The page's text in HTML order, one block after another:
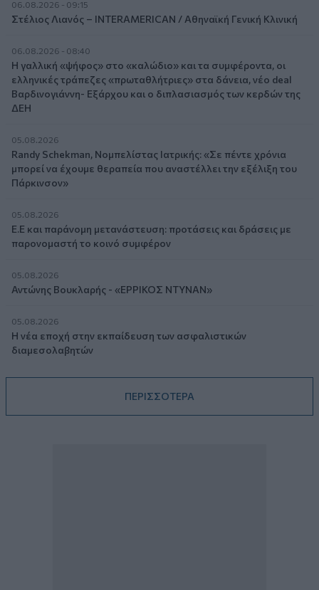
06.08.2026 - 09:15
Στέλιος Λιανός – INTERAMERICAN / Αθηναϊκή Γενική Κλινική
06.08.2026 - 08:40
Η γαλλική «ψήφος» στο «καλώδιο» και τα συμφέροντα, οι
ελληνικές τράπεζες «πρωταθλήτριες» στα δάνεια, νέο deal
Βαρδινογιάννη- Εξάρχου και ο διπλασιασμός των κερδών της
ΔΕΗ
05.08.2026
Randy Schekman, Νομπελίστας Ιατρικής: «Σε πέντε χρόνια
μπορεί να έχουμε θεραπεία που αναστέλλει την εξέλιξη του
Πάρκινσον»
05.08.2026
Ε.Ε και παράνομη μετανάστευση: προτάσεις και δράσεις με
παρονομαστή το κοινό συμφέρον
05.08.2026
Αντώνης Βουκλαρής - «ΕΡΡΙΚΟΣ ΝΤΥΝΑΝ»
05.08.2026
Η νέα εποχή στην εκπαίδευση των ασφαλιστικών
διαμεσολαβητών
ΠΕΡΙΣΣΟΤΕΡΑ